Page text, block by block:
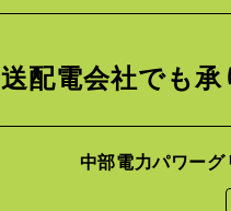
送配電会社でも承
中部電力パワー